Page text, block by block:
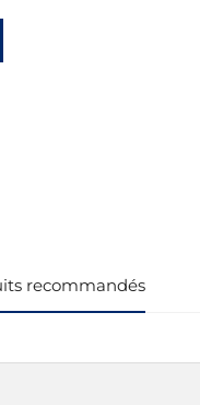
recommandés